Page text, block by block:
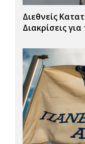
Διεθνείς
Διακρίσεις